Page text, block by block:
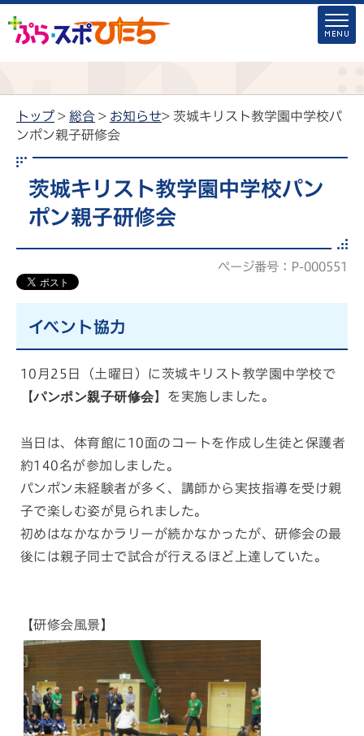
トップ > 総合 > お知らせ> 茨城キリスト教学園中学校パ
ンポン親子研修会
茨城キリスト教学園中学校パン
ポン親子研修会
ページ番号：P-000551
イベント協力
10月25日（土曜日）に茨城キリスト教学園中学校で
【パンポン親子研修会】を実施しました。
当日は、体育館に10面のコートを作成し生徒と保護者
約140名が参加しました。
パンポン未経験者が多く、講師から実技指導を受け親
子で楽しむ姿が見られました。
初めはなかなかラリーが続かなかったが、研修会の最
後には親子同士で試合が行えるほど上達していた。
【研修会風景】